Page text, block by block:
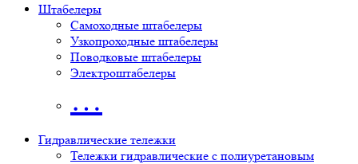
Штабелеры
Самоходные штабелеры
Узкопроходные штабелеры
Поводковые штабелеры
Электроштабелеры
…
Гидравлические тележки
Тележки гидравлические с полиуретановым